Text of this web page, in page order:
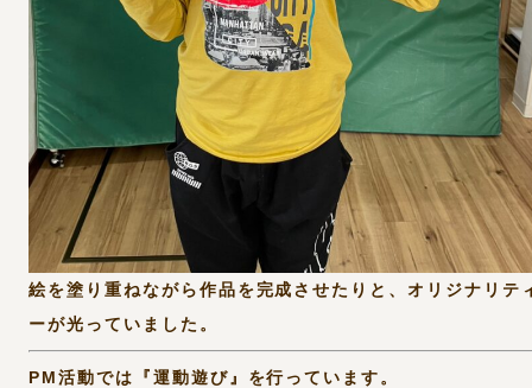
絵を塗り重ねながら作品を完成させたりと、オリジナリテ
ーが光っていました。
PM活動では『運動遊び』を行っています。